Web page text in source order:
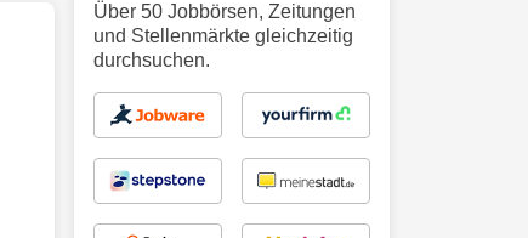
Über 50 Jobbörsen, Zeitungen
und Stellenmärkte gleichzeitig
durchsuchen.